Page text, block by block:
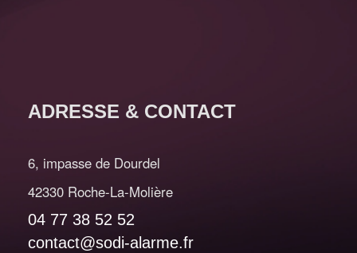
ADRESSE & CONTACT
6, impasse de Dourdel
42330 Roche-La-Molière
04 77 38 52 52
contact@sodi-alarme.fr